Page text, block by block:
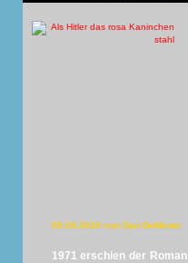
09.09.2020 von Dan DeMento
1971 erschien der Roman